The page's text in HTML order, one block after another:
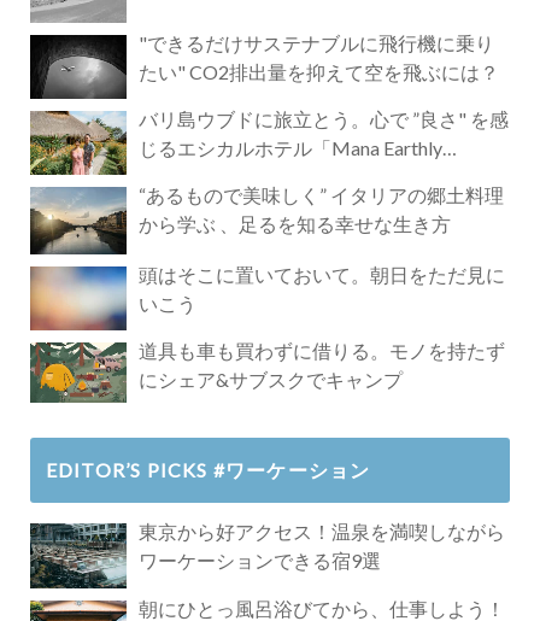
"できるだけサステナブルに飛行機に乗り
たい" CO2排出量を抑えて空を飛ぶには？
バリ島ウブドに旅立とう。心で ”良さ" を感
じるエシカルホテル「Mana Earthly
“あるもので美味しく” イタリアの郷土料理
から学ぶ 、足るを知る幸せな生き方
頭はそこに置いておいて。朝日をただ見に
いこう
道具も車も買わずに借りる。モノを持たず
にシェア&サブスクでキャンプ
EDITOR’S PICKS #ワーケーション
東京から好アクセス！温泉を満喫しながら
ワーケーションできる宿9選
朝にひとっ風呂浴びてから、仕事しよう！